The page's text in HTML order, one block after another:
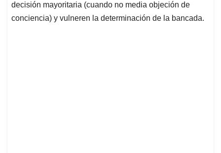
decisión mayoritaria (cuando no media objeción de
conciencia) y vulneren la determinación de la bancada.